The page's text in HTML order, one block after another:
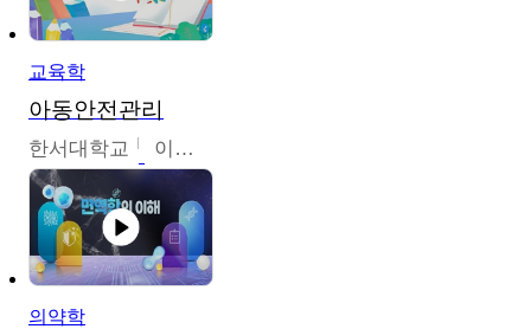
교육학
아동안전관리
한서대학교 이태연
의약학